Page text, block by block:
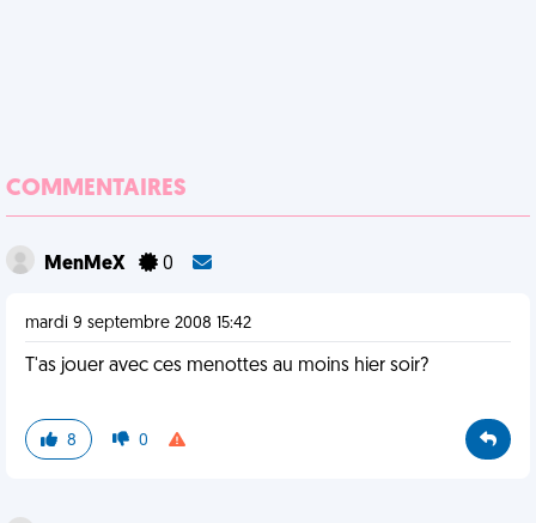
COMMENTAIRES
MenMeX 0
mardi 9 septembre 2008 15:42
T'as jouer avec ces menottes au moins hier soir?
8 0